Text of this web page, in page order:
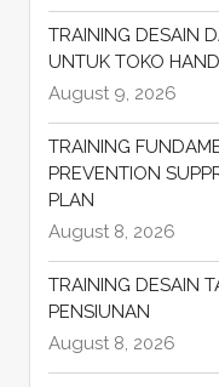
TRAINING DESAIN
UNTUK TOKO
August 9, 2026
TRAINING
PREVENTION
PLAN
August 8, 2026
TRAINING DESAIN
PENSIUNAN
August 8, 2026